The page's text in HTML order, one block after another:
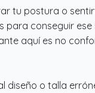
tu postura o
para conseguir
aquí es no
diseño o talla